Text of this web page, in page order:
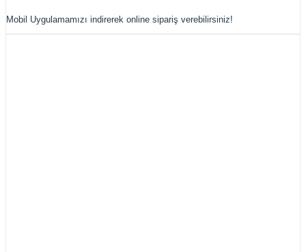
Mobil Uygulamamızı indirerek online sipariş verebilirsiniz!